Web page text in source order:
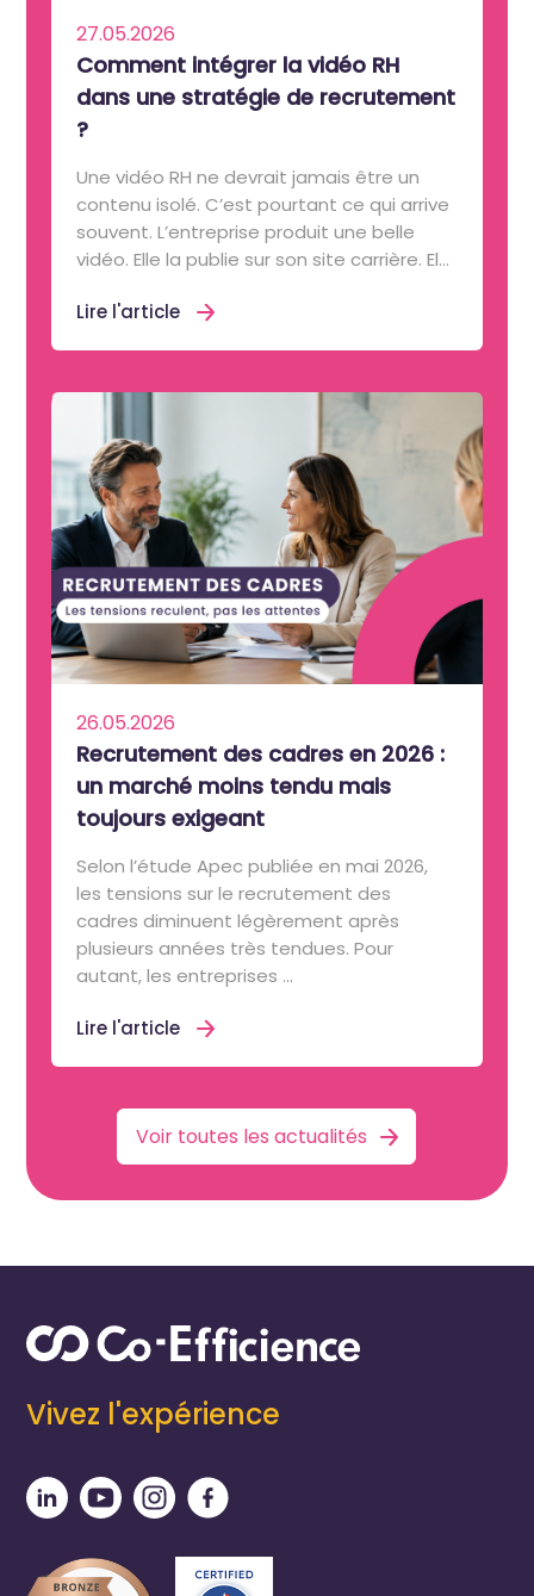
27.05.2026
Comment intégrer la vidéo RH
dans une stratégie de recrutement
?
Une vidéo RH ne devrait jamais être un
contenu isolé. C’est pourtant ce qui arrive
souvent. L’entreprise produit une belle
vidéo. Elle la publie sur son site carrière. El...
Lire l'article
26.05.2026
Recrutement des cadres en 2026 :
un marché moins tendu mais
toujours exigeant
Selon l’étude Apec publiée en mai 2026,
les tensions sur le recrutement des
cadres diminuent légèrement après
plusieurs années très tendues. Pour
autant, les entreprises ...
Lire l'article
Voir toutes les actualités
Vivez l'expérience